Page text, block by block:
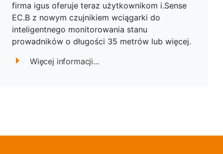
firma igus oferuje teraz użytkownikom i.Sense
EC.B z nowym czujnikiem wciągarki do
inteligentnego monitorowania stanu
prowadników o długości 35 metrów lub więcej.
Więcej informacji...